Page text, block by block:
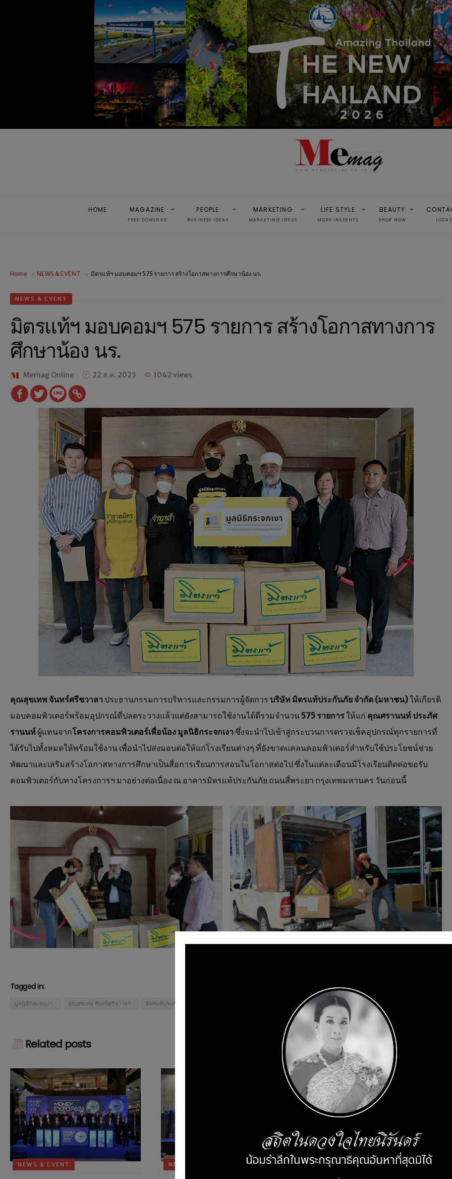
HOME MAGAZINE
FREE DOWLOAD
PEOPLE
BUSINESS IDEAS
MARKETING
MARKETING IDEAS
LIFE STYLE
MORE INSIGHTS
BEAUTY
SHOP NOW
Home NEWS & EVENT มิตรแท้ฯ มอบคอมฯ 575 รายการ สร้างโอกาสทางการศึกษาน้อง นร.
NEWS & EVENT
มิตรแท้ฯ มอบคอมฯ 575 รายการ สร้างโอกาสทางการ
ศึกษาน้อง นร.
Memag Online 22 ส.ค. 2023 1042 views
คุณสุขเทพ จันทร์ศรีชวาลา ประธานกรรมการบริหารและกรรมการผู้จัดการ บริษัท มิตรแท้ประกันภัย จำกัด (มหาชน)ให้เกียรติ
มอบคอมพิวเตอร์พร้อมอุปกรณ์ที่ปลดระวางแล้วแต่ยังสามารถใช้งานได้ดีรวมจำนวน 575 รายการให้แก่ คุณศรานนท์ ประภัศ
รานนท์ ผู้แทนจากโครงการคอมพิวเตอร์เพื่อน้อง มูลนิธิกระจกเงา ซึ่งจะนำไปเข้าสู่กระบวนการตรวจเช็คอุปกรณ์ทุกรายการที่
ได้รับไปทั้งหมดให้พร้อมใช้งาน เพื่อนำไปส่งมอบต่อให้แก่โรงเรียนต่างๆ ที่ยังขาดแคลนคอมพิวเตอร์สำหรับใช้ประโยชน์ช่วย
พัฒนาและเสริมสร้างโอกาสทางการศึกษาเป็นสื่อการเรียนการสอนในโอกาสต่อไป ซึ่งในแต่ละเดือนมีโรงเรียนติดต่อขอรับ
คอมพิวเตอร์กับทางโครงการฯ มาอย่างต่อเนื่อง ณ อาคารมิตรแท้ประกันภัย ถนนสี่พระยา กรุงเทพมหานคร วันก่อนนี้
Tagged in:
มูลนิธิกระจกเงา คุณสุขเทพ จันทร์ศรีชวาลา มิตรแท้ประกันภัย
Related posts
NEWS & EVENT NEWS & EVENT NEWS & EVENT